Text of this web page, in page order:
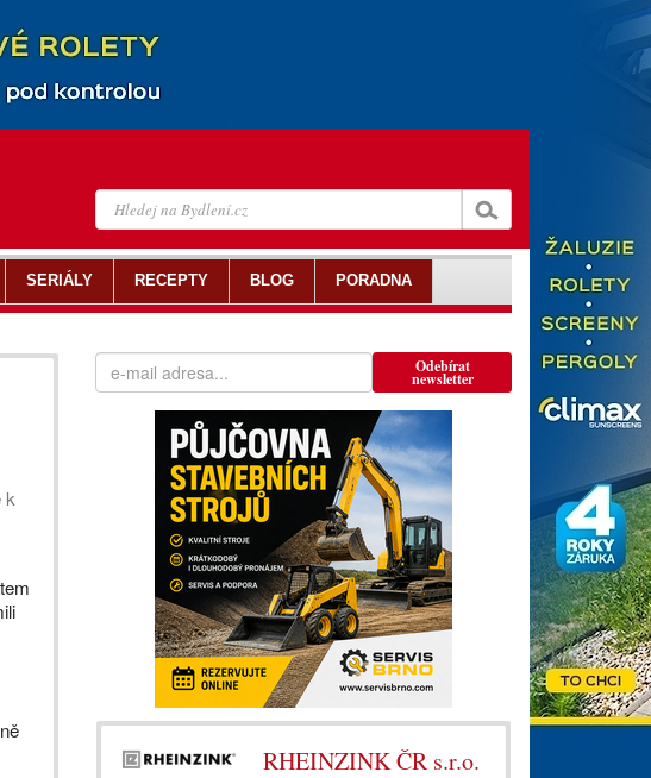
k
Odebírat
newsletter
RHEINZINK ČR s.r.o.
SERIÁLY RECEPTY BLOG PORADNA